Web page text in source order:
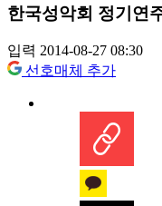
한국성악회 정기연
입력 2014-08-27 08:30
선호매체 추가